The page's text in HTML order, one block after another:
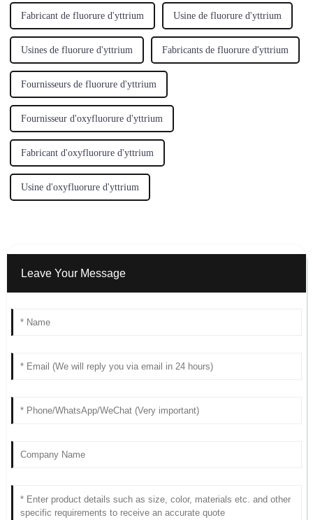
Fabricant de fluorure d'yttrium Usine de fluorure d'yttrium
Usines de fluorure d'yttrium Fabricants de fluorure d'yttrium
Fournisseurs de fluorure d'yttrium
Fournisseur d'oxyfluorure d'yttrium
Fabricant d'oxyfluorure d'yttrium
Usine d'oxyfluorure d'yttrium
Leave Your Message